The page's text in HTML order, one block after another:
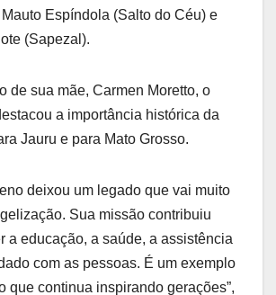
Espíndola (Salto do Céu) e
(Sapezal).
de sua mãe, Carmen Moretto, o
a importância histórica da
Jauru e para Mato Grosso.
deixou um legado que vai muito
Sua missão contribuiu
a educação, a saúde, a assistência
com as pessoas. É um exemplo
que continua inspirando gerações”,